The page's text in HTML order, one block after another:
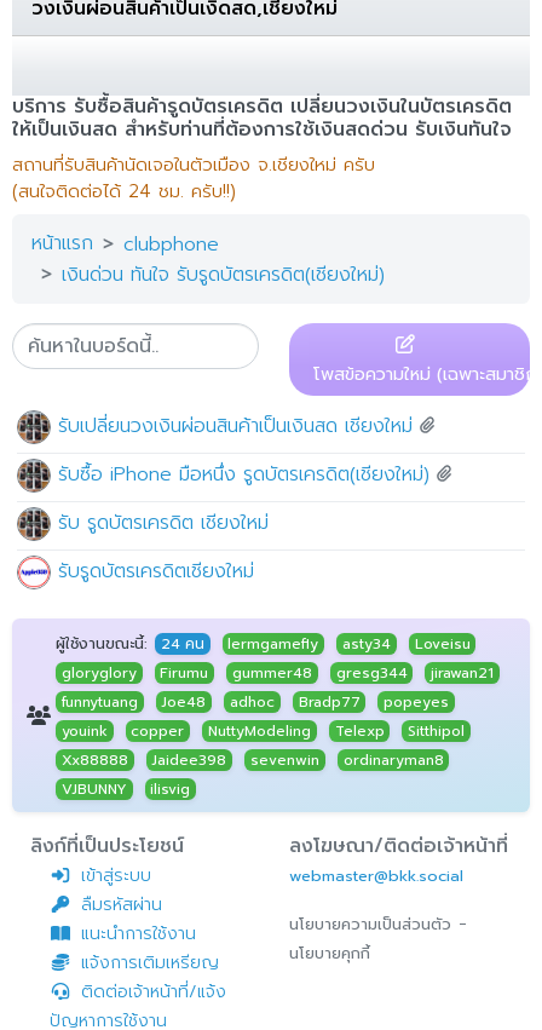
วงเงินผ่อนสินค้าเป็นเงิดสด,เชียงใหม่
บริการ รับซื้อสินค้ารูดบัตรเครดิต เปลี่ยนวงเงินในบัตรเครดิต
ให้เป็นเงินสด สำหรับท่านที่ต้องการใช้เงินสดด่วน รับเงินทันใจ
สถานที่รับสินค้านัดเจอในตัวเมือง จ.เชียงใหม่ ครับ
(สนใจติดต่อได้ 24 ชม. ครับ!!)
หน้าแรก
clubphone
เงินด่วน ทันใจ รับรูดบัตรเครดิต(เชียงใหม่)
โพสข้อความใหม่ (เฉพาะสมาชิก)
รับเปลี่ยนวงเงินผ่อนสินค้าเป็นเงินสด เชียงใหม่
รับซื้อ iPhone มือหนึ่ง รูดบัตรเครดิต(เชียงใหม่)
รับ รูดบัตรเครดิต เชียงใหม่
รับรูดบัตรเครดิตเชียงใหม่
ผู้ใช้งานขณะนี้: 24 คน lermgamefly asty34
Loveisu
gloryglory
Firumu gummer48 gresg344
jirawan21
funnytuang
Joe48 adhoc Bradp77
popeyes
youink
copper NuttyModeling Telexp
Sitthipol
Xx88888
Jaidee398 sevenwin
ordinaryman8
VJBUNNY
ilisvig
ลิงก์ที่เป็นประโยชน์
เข้าสู่ระบบ
ลืมรหัสผ่าน
แนะนำการใช้งาน
แจ้งการเติมเหรียญ
ติดต่อเจ้าหน้าที่/แจ้ง
ปัญหาการใช้งาน
ลงโฆษณา/ติดต่อเจ้าหน้าที่
webmaster@bkk.social
นโยบายความเป็นส่วนตัว -
นโยบายคุกกี้